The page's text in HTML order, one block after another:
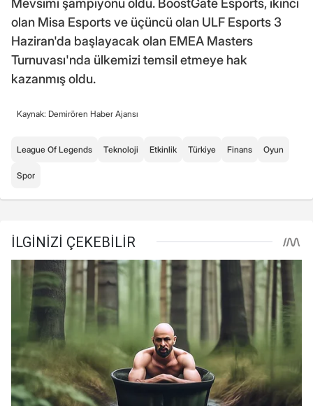
Mevsimi şampiyonu oldu. BoostGate Esports, ikinci
olan Misa Esports ve üçüncü olan ULF Esports 3
Haziran'da başlayacak olan EMEA Masters
Turnuvası'nda ülkemizi temsil etmeye hak
kazanmış oldu.
Kaynak: Demirören Haber Ajansı
League Of Legends Teknoloji Etkinlik Türkiye Finans Oyun
Spor